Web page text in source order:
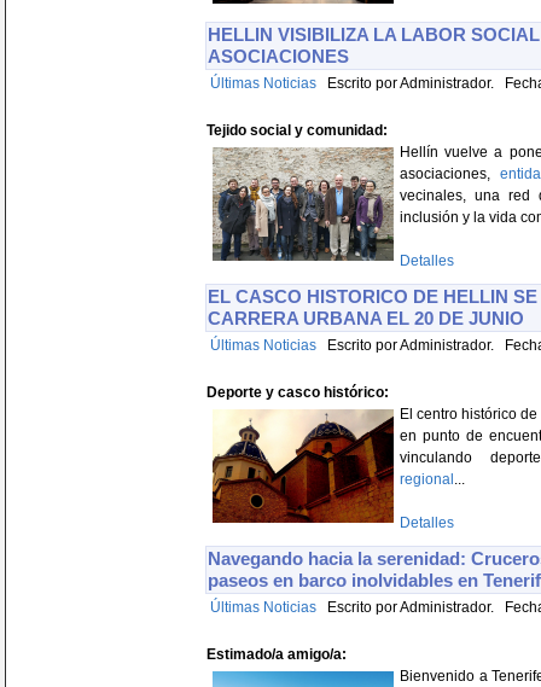
HELLIN VISIBILIZA LA LABOR
ASOCIACIONES
Últimas Noticias Escrito por Administrador.
Tejido social y comunidad:
Hellín vuelve a
asociaciones,
vecinales, una red
inclusión y la vida
Detalles
EL CASCO HISTORICO DE HELLIN
CARRERA URBANA EL 20 DE JUNIO
Últimas Noticias Escrito por Administrador.
Deporte y casco histórico:
El centro histórico
en punto de
vinculando
regional ...
Detalles
Navegando hacia la serenidad:
paseos en barco inolvidables en
Últimas Noticias Escrito por Administrador.
Estimado/a amigo/a:
Bienvenido a